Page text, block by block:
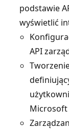
podstawie
wyświetlić
API
Microsoft